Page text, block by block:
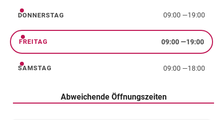
Donnerstag
DONNERSTAG 09:00 —19:00
Freitag
FREITAG 09:00—19:00
Samstag
SAMSTAG 09:00 —18:00
Abweichende Öffnungszeiten